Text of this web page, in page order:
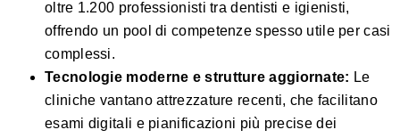
oltre 1.200 professionisti tra dentisti e igienisti,
offrendo un pool di competenze spesso utile per casi
complessi.
Tecnologie moderne e strutture aggiornate: Le
cliniche vantano attrezzature recenti, che facilitano
esami digitali e pianificazioni più precise dei